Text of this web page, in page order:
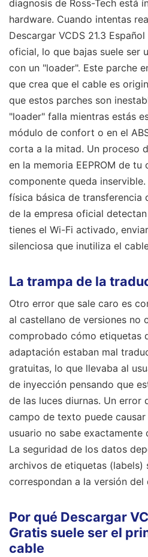
diagnosis de Ross-Tech está
hardware. Cuando intentas
Descargar VCDS 21.3
oficial, lo que bajas suele ser
con un "loader". Este parche
que crea que el cable es
que estos parches son
"loader" falla mientras estás
módulo de confort o en el
corta a la mitad. Un proceso
en la memoria EEPROM de
componente queda
física básica de transferencia
de la empresa oficial
tienes el Wi-Fi activado,
silenciosa que inutiliza el
La trampa de la
Otro error que sale caro es
al castellano de versiones no
comprobado cómo etiquetas
adaptación estaban mal
gratuitas, lo que llevaba al
de inyección pensando que
de las luces diurnas. Un error
campo de texto puede
usuario no sabe exactamente
La seguridad de los datos
archivos de etiquetas (labels)
correspondan a la versión del
Por qué Descargar
Gratis suele ser el
cable